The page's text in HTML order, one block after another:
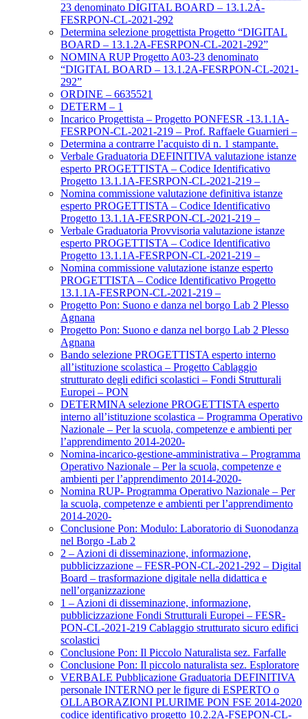
23 denominato DIGITAL BOARD – 13.1.2A-
FESRPON-CL-2021-292
Determina selezione progettista Progetto “DIGITAL
BOARD – 13.1.2A-FESRPON-CL-2021-292”
NOMINA RUP Progetto A03-23 denominato
“DIGITAL BOARD – 13.1.2A-FESRPON-CL-2021-
292”
ORDINE – 6635521
DETERM – 1
Incarico Progettista – Progetto PONFESR -13.1.1A-
FESRPON-CL-2021-219 – Prof. Raffaele Guarnieri –
Determina a contrarre l’acquisto di n. 1 stampante.
Verbale Graduatoria DEFINITIVA valutazione istanze
esperto PROGETTISTA – Codice Identificativo
Progetto 13.1.1A-FESRPON-CL-2021-219 –
Nomina commissione valutazione definitiva istanze
esperto PROGETTISTA – Codice Identificativo
Progetto 13.1.1A-FESRPON-CL-2021-219 –
Verbale Graduatoria Provvisoria valutazione istanze
esperto PROGETTISTA – Codice Identificativo
Progetto 13.1.1A-FESRPON-CL-2021-219 –
Nomina commissione valutazione istanze esperto
PROGETTISTA – Codice Identificativo Progetto
13.1.1A-FESRPON-CL-2021-219 –
Progetto Pon: Suono e danza nel borgo Lab 2 Plesso
Agnana
Progetto Pon: Suono e danza nel borgo Lab 2 Plesso
Agnana
Bando selezione PROGETTISTA esperto interno
all’istituzione scolastica – Progetto Cablaggio
strutturato degli edifici scolastici – Fondi Strutturali
Europei – PON
DETERMINA selezione PROGETTISTA esperto
interno all’istituzione scolastica – Programma Operativo
Nazionale – Per la scuola, competenze e ambienti per
l’apprendimento 2014-2020-
Nomina-incarico-gestione-amministrativa – Programma
Operativo Nazionale – Per la scuola, competenze e
ambienti per l’apprendimento 2014-2020-
Nomina RUP- Programma Operativo Nazionale – Per
la scuola, competenze e ambienti per l’apprendimento
2014-2020-
Conclusione Pon: Modulo: Laboratorio di Suonodanza
nel Borgo -Lab 2
2 – Azioni di disseminazione, informazione,
pubblicizzazione – FESR-PON-CL-2021-292 – Digital
Board – trasformazione digitale nella didattica e
nell’organizzazione
1 – Azioni di disseminazione, informazione,
pubblicizzazione Fondi Strutturali Europei – FESR-
PON-CL-2021-219 Cablaggio strutturato sicuro edifici
scolastici
Conclusione Pon: Il Piccolo Naturalista sez. Farfalle
Conclusione Pon: Il piccolo naturalista sez. Esploratore
VERBALE Pubblicazione Graduatoria DEFINITIVA
personale INTERNO per le figure di ESPERTO o
OLLABORAZIONI PLURIME PON FSE 2014-2020
codice identificativo progetto 10.2.2A-FSEPON-CL-